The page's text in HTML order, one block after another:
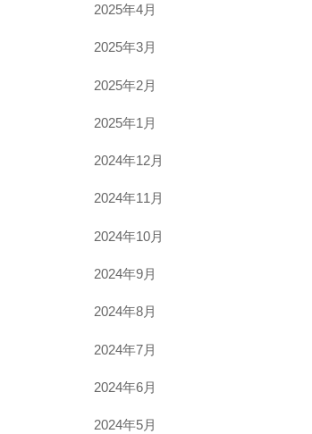
2025年4月
2025年3月
2025年2月
2025年1月
2024年12月
2024年11月
2024年10月
2024年9月
2024年8月
2024年7月
2024年6月
2024年5月